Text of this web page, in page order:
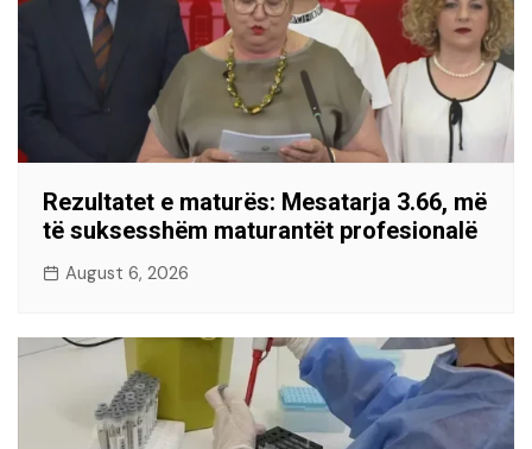
Rezultatet e maturës: Mesatarja 3.66, më
të suksesshëm maturantët profesionalë
August 6, 2026